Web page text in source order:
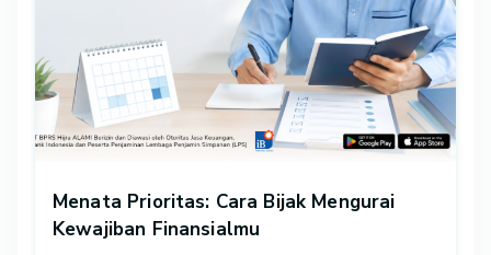
Menata Prioritas: Cara Bijak Mengurai
Kewajiban Finansialmu